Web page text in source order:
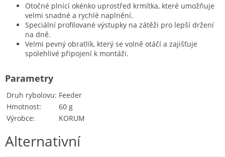
Otočné plnící okénko uprostřed krmítka, které umožňuje
velmi snadné a rychlé naplnění.
Speciální profilované výstupky na zátěži pro lepší držení
na dně.
Velmi pevný obratlík, který se volně otáčí a zajišťuje
spolehlivé připojení k montáži.
Druh rybolovu Feeder
Hmotnost
60 g
Výrobce
KORUM
Parametry
Alternativní